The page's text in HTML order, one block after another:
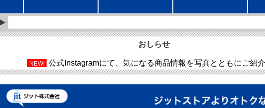
おしらせ
NEW! 公式Instagramにて、気になる商品情報を写真とともにご紹